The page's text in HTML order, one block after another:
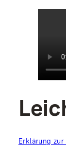
Erklärung